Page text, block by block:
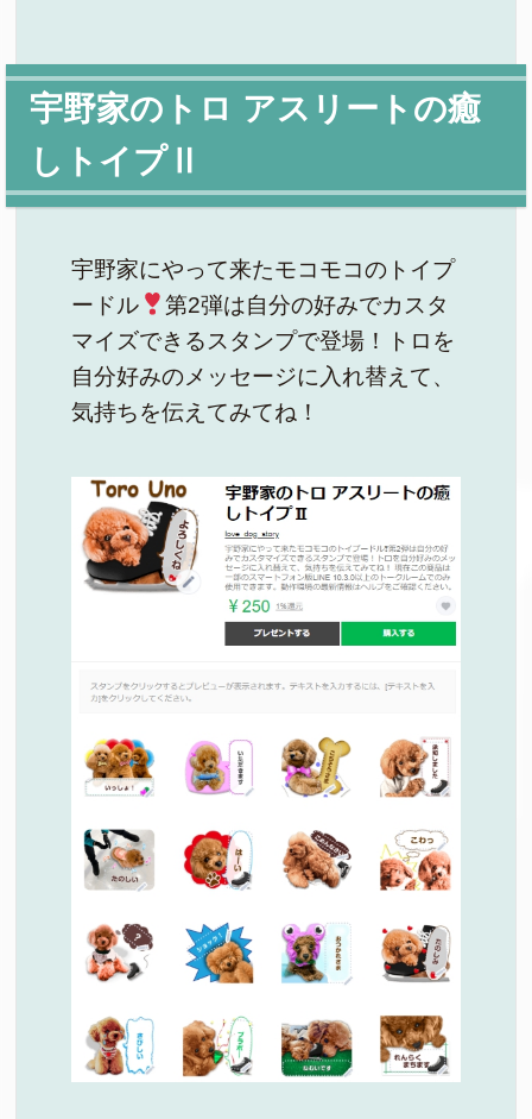
宇野家のトロ アスリートの癒
しトイプⅡ
宇野家にやって来たモコモコのトイプ
ードル
第2弾は自分の好みでカスタ
マイズできるスタンプで登場！トロを
自分好みのメッセージに入れ替えて、
気持ちを伝えてみてね！